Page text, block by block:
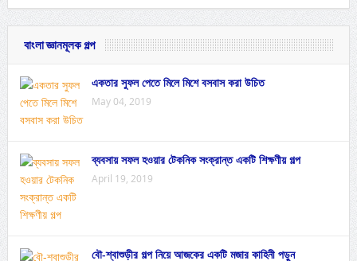
বাংলা জ্ঞানমূলক গল্প
একতার সুফল পেতে মিলে মিশে বসবাস করা উচিত
May 04, 2019
ব্যবসায় সফল হওয়ার টেকনিক সংক্রান্ত একটি শিক্ষণীয় গল্প
April 19, 2019
বৌ-শ্বাশুড়ীর গল্প নিয়ে আজকের একটি মজার কাহিনী পড়ুন